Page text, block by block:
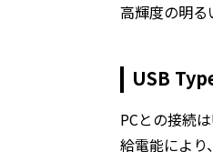
高輝度の明る
USB
PCとの接続
給電能により